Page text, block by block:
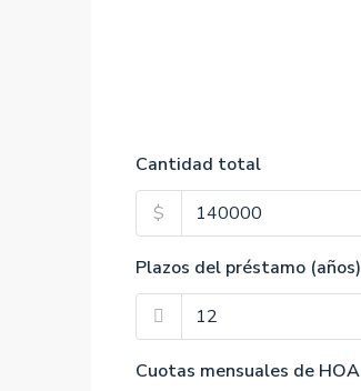
Cantidad total
$
Plazos del préstamo (años)
Cuotas mensuales de HOA